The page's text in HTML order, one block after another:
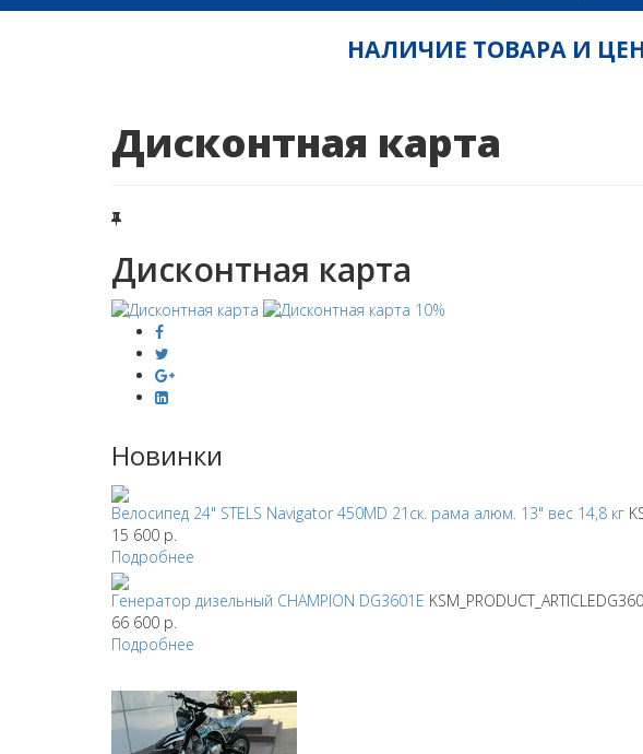
НАЛИЧИЕ ТОВАРА И
Дисконтная карта
Дисконтная карта
Новинки
Велосипед 24" STELS Navigator 450MD 21ск. рама алюм. 13" вес 14,8 кг
15 600 р.
Подробнее
Генератор дизельный CHAMPION DG3601E
66 600 р.
Подробнее